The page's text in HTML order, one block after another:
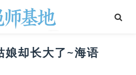
娘却长大了~海语